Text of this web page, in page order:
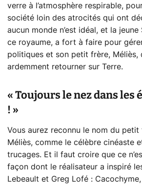
verre à l’atmosphère respirable,
société loin des atrocités qui ont
aucun monde n’est idéal, et la jeune
ce royaume, a fort à faire pour
politiques et son petit frère, Méliès,
ardemment retourner sur Terre.
« Toujours le nez dans les
! »
Vous aurez reconnu le nom du petit
Méliès, comme le célèbre cinéaste
trucages. Et il faut croire que ce
façon dont le réalisateur a inspiré
Lebeault et Greg Lofé :